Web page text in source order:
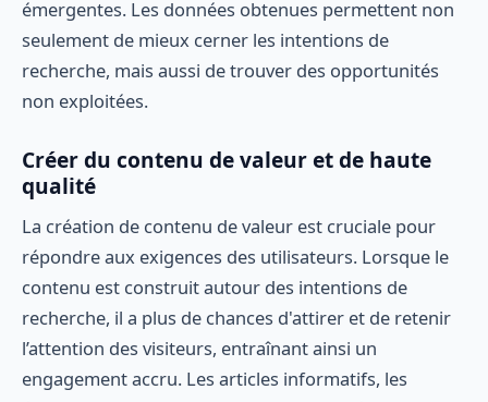
émergentes. Les données obtenues permettent non
seulement de mieux cerner les intentions de
recherche, mais aussi de trouver des opportunités
non exploitées.
Créer du contenu de valeur et de haute
qualité
La création de contenu de valeur est cruciale pour
répondre aux exigences des utilisateurs. Lorsque le
contenu est construit autour des intentions de
recherche, il a plus de chances d'attirer et de retenir
l’attention des visiteurs, entraînant ainsi un
engagement accru. Les articles informatifs, les